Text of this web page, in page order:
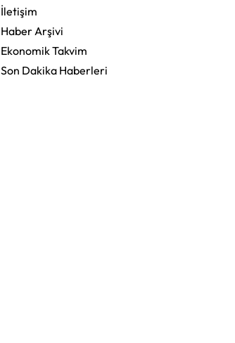
İletişim
Haber Arşivi
Ekonomik Takvim
Son Dakika Haberleri